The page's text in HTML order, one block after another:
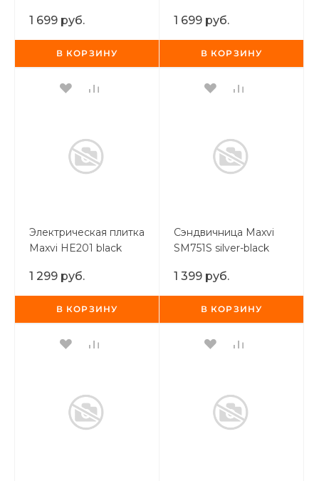
1 699 руб.
В КОРЗИНУ
1 699 руб.
В КОРЗИНУ
Электрическая плитка
Maxvi HE201 black
1 299 руб.
В КОРЗИНУ
Сэндвичница Maxvi
SM751S silver-black
1 399 руб.
В КОРЗИНУ